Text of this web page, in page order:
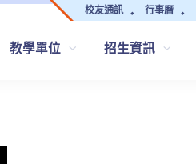
校友通訊 行事曆
教學單位 招生資訊